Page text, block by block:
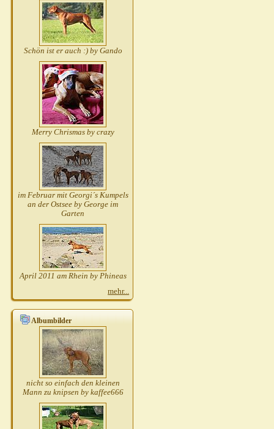
Schön ist er auch :) by Gando
Merry Chrismas by crazy
im Februar mit Georgi´s Kumpels
an der Ostsee by George im
Garten
April 2011 am Rhein by Phineas
mehr...
Albumbilder
nicht so einfach den kleinen
Mann zu knipsen by kaffee666